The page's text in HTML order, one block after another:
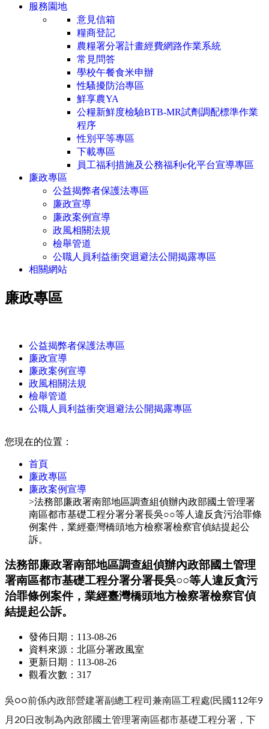
服務園地
意見信箱
糧商登記
農糧署分署計畫經費網路作業系統
常見問答
學校午餐食米申辦
性騷擾防治專區
鮮享農YA
公糧新鮮度檢驗BTB-MR試劑調配標準作業
程序
性別平等專區
下載專區
員工福利措施及公務福利e化平台宣導專區
廉政專區
公益揭弊者保護法專區
廉政宣導
廉政案例宣導
政風相關法規
檢舉管道
公職人員利益衝突迴避法公開揭露專區
相關網站
廉政專區
公益揭弊者保護法專區
廉政宣導
廉政案例宣導
政風相關法規
檢舉管道
公職人員利益衝突迴避法公開揭露專區
您現在的位置：
首頁
廉政專區
廉政案例宣導
>法務部廉政署南部地區調查組偵辦內政部國土管理署
南區都市基礎工程分署分署長吳○○等人違反貪污治罪條
例案件，業經臺灣橋頭地方檢察署檢察官偵結提起公
訴。
法務部廉政署南部地區調查組偵辦內政部國土管理
署南區都市基礎工程分署分署長吳○○等人違反貪污
治罪條例案件，業經臺灣橋頭地方檢察署檢察官偵
結提起公訴。
發佈日期：113-08-26
資料來源：北區分署政風室
更新日期：113-08-26
觀看次數：317
吳○○前係內政部營建署副總工程司兼南區工程處(民國112年9
月20日改制為內政部國土管理署南區都市基礎工程分署，下